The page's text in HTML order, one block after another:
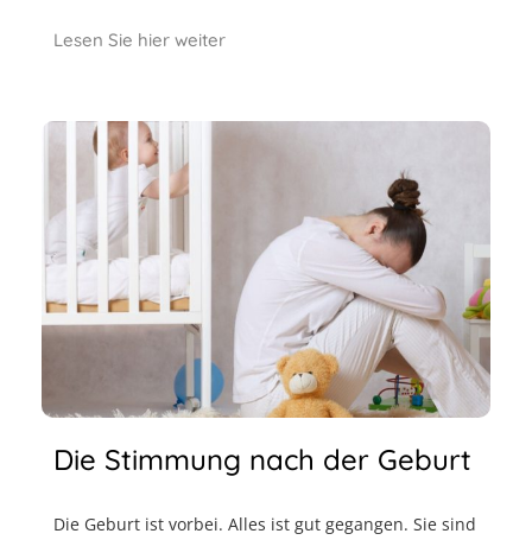
Lesen Sie hier weiter
Die Stimmung nach der Geburt
Die Geburt ist vorbei. Alles ist gut gegangen. Sie sind